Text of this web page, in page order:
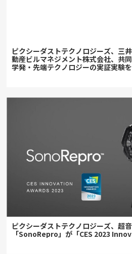
ピクシーダストテクノロジーズ、三
動産ビルマネジメント株式会社、共
学発・先端テクノロジーの実証実験
ピクシーダストテクノロジーズ、超
「SonoRepro」が「CES 2023